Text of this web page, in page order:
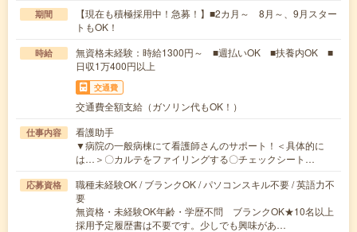
期間
【現在も積極採用中！急募！】■2カ月～ 8月～、9月スター
トもOK！
時給
無資格未経験：時給1300円～ ■週払いOK ■扶養内OK ■
日収1万400円以上
交通費
交通費全額支給（ガソリン代もOK！）
仕事内容
看護助手
▼病院の一般病棟にて看護師さんのサポート！＜具体的に
は…＞〇カルテをファイリングする〇チェックシート…
応募資格
職種未経験OK / ブランクOK / パソコンスキル不要 / 英語力不
要
無資格・未経験OK年齢・学歴不問 ブランクOK★10名以上
採用予定履歴書は不要です。少しでも興味があ…